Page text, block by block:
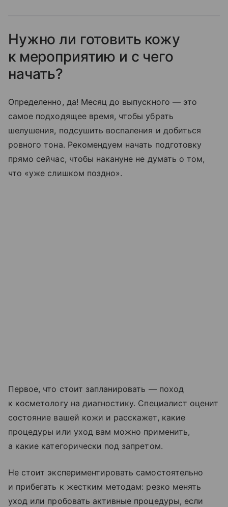
Нужно ли готовить кожу
к мероприятию и с чего
начать?
Определенно, да! Месяц до выпускного — это
самое подходящее время, чтобы убрать
шелушения, подсушить воспаления и добиться
ровного тона. Рекомендуем начать подготовку
прямо сейчас, чтобы накануне не думать о том,
что «уже слишком поздно».
Первое, что стоит запланировать — поход
к косметологу на диагностику. Специалист оценит
состояние вашей кожи и расскажет, какие
процедуры или уход вам можно применить,
а какие категорически под запретом.
Не стоит экспериментировать самостоятельно
и прибегать к жестким методам: резко менять
уход или пробовать активные процедуры, если